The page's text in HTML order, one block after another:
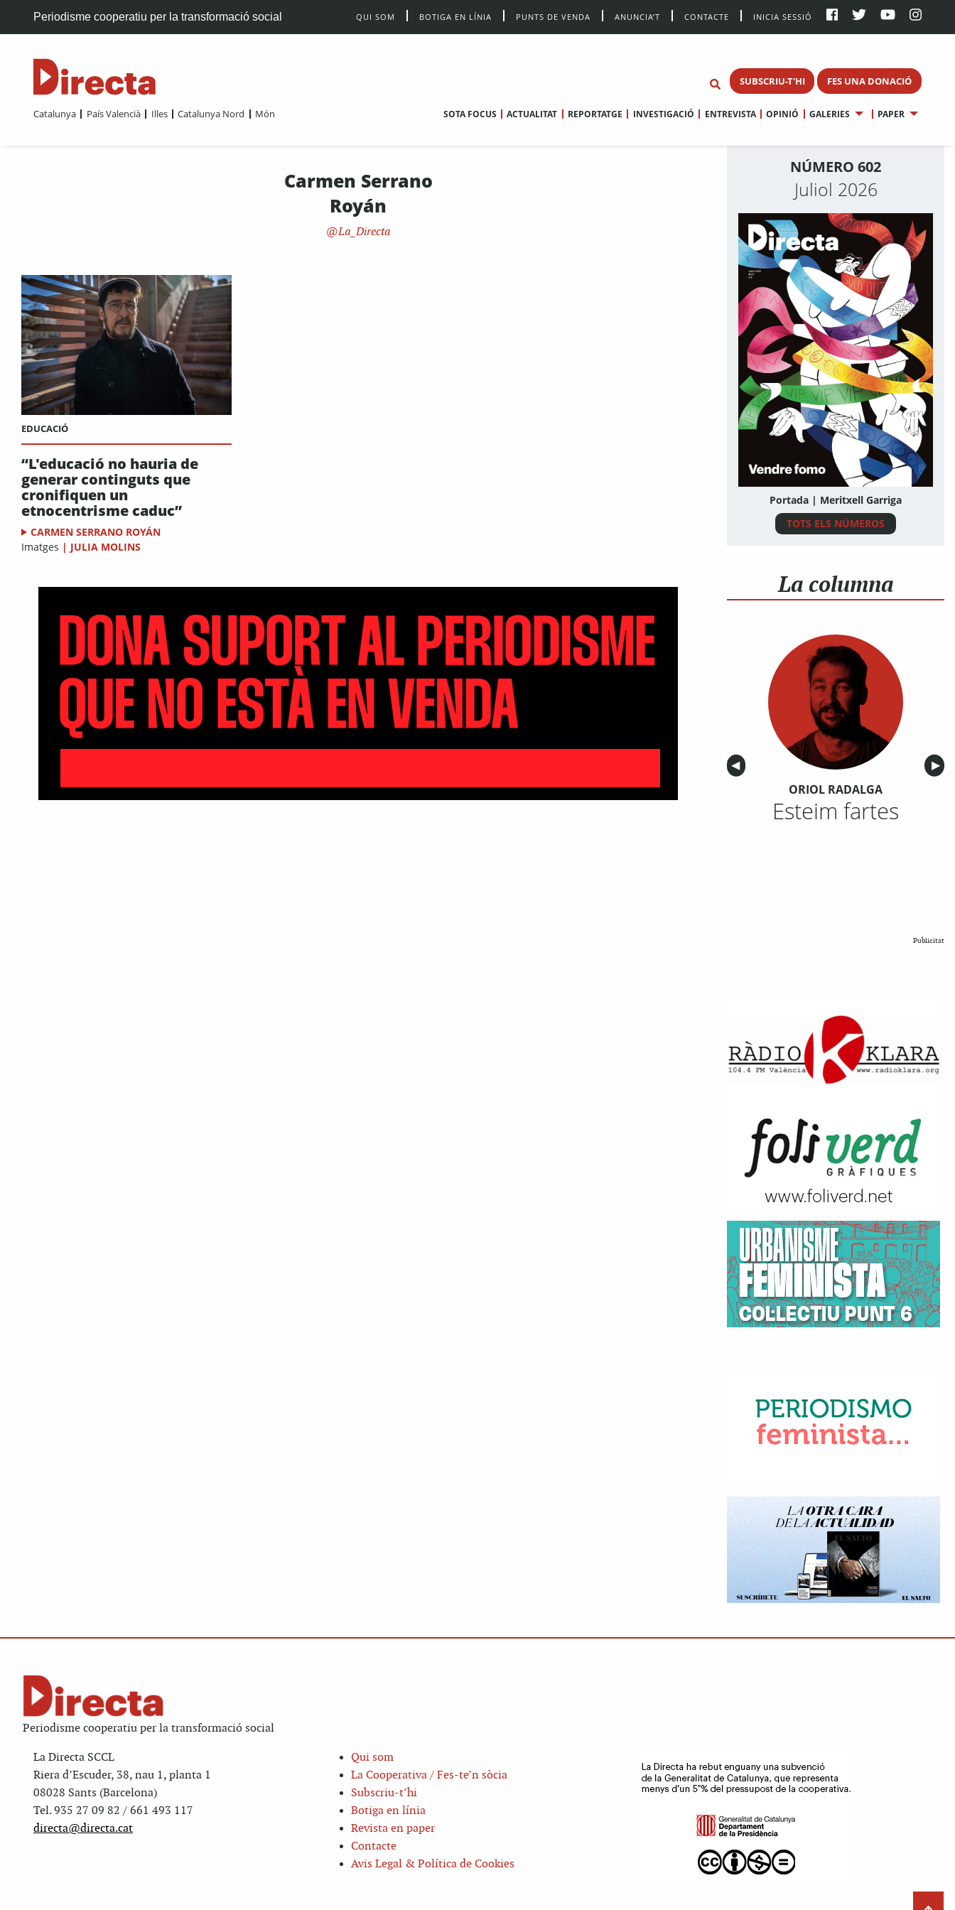
Periodisme cooperatiu per la transformació social QUI SOM BOTIGA EN LÍNIA PUNTS DE VENDA ANUNCIA’T CONTACTE INICIA SESSIÓ
SUBSCRIU-T'HI FES UNA DONACIÓ
Catalunya País Valencià Illes Catalunya Nord Món SOTA FOCUS ACTUALITAT REPORTATGE INVESTIGACIÓ ENTREVISTA OPINIÓ GALERIES PAPER
Carmen Serrano
Royán
La_Directa
EDUCACIÓ
“L'educació no hauria de
generar continguts que
cronifiquen un
etnocentrisme caduc”
CARMEN SERRANO ROYÁN
Imatges | JULIA MOLINS
NÚMERO 602
Juliol 2026
Portada | Meritxell Garriga
TOTS ELS NÚMEROS
La columna
Anterior
◀︎ ▶︎
ORIOL RADALGA
Esteim fartes
Publicitat
Periodisme cooperatiu per la transformació social
La Directa SCCL
Riera d’Escuder, 38, nau 1, planta 1
08028 Sants (Barcelona)
Tel. 935 27 09 82 / 661 493 117
directa@directa.cat
Qui som
La Cooperativa / Fes-te’n sòcia
Subscriu-t’hi
Botiga en línia
Revista en paper
Contacte
Avis Legal & Política de Cookies